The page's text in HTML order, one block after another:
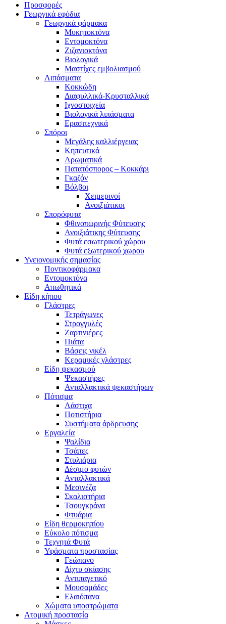
Προσφορές
Γεωργικά εφόδια
Γεωργικά φάρμακα
Μυκητοκτόνα
Εντομοκτόνα
Ζιζανιοκτόνα
Βιολογικά
Μαστίχες εμβολιασμού
Λιπάσματα
Κοκκώδη
Διαφυλλικά-Κρυσταλλικά
Ιχνοστοιχεία
Βιολογικά λιπάσματα
Ερασιτεχνικά
Σπόροι
Μεγάλης καλλιέργειας
Κηπευτικά
Αρωματικά
Πατατόσπορος – Κοκκάρι
Γκαζόν
Βόλβοι
Χειμερινοί
Ανοιξιάτικοι
Σπορόφυτα
Φθινοπωρινής Φύτευσης
Ανοιξιάτικης Φύτευσης
Φυτά εσωτερικού χώρου
Φυτά εξωτερικού χωρου
Υγειονομικής σημασίας
Ποντικοφάρμακα
Εντομοκτόνα
Απωθητικά
Είδη κήπου
Γλάστρες
Τετράγωνες
Στρογγυλές
Ζαρτινιέρες
Πιάτα
Βάσεις νικέλ
Κεραμικές γλάστρες
Είδη ψεκασμού
Ψεκαστήρες
Ανταλλακτικά ψεκαστήρων
Πότισμα
Λάστιχα
Ποτιστήρια
Συστήματα άρδρευσης
Εργαλεία
Ψαλίδια
Τσάπες
Στυλιάρια
Δέσιμο φυτών
Ανταλλακτικά
Μεσινέζα
Σκαλιστήρια
Τσουγκράνα
Φτυάρια
Είδη θερμοκηπίου
Εύκολο πότισμα
Τεχνητά Φυτά
Υφάσματα προστασίας
Γεώπανο
Δίχτυ σκίασης
Αντιπαγετικό
Μουσαμάδες
Ελαιόπανα
Χώματα υποστρώματα
Ατομική προστασία